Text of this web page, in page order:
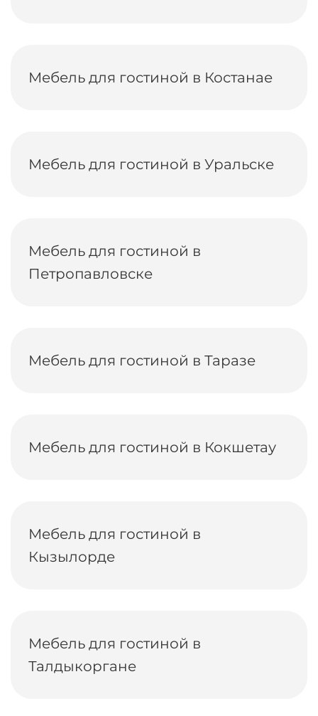
Мебель для гостиной в Костанае
Мебель для гостиной в Уральске
Мебель для гостиной в
Петропавловске
Мебель для гостиной в Таразе
Мебель для гостиной в Кокшетау
Мебель для гостиной в
Кызылорде
Мебель для гостиной в
Талдыкоргане